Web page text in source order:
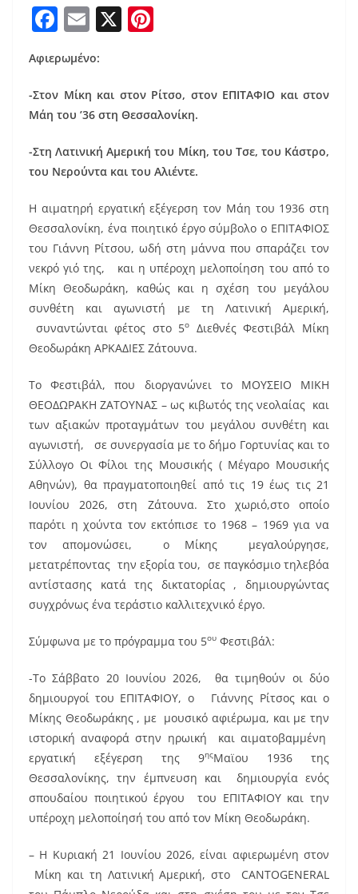
F
c
e
b
o
o
k
E
ai
l
X
e
st
Αφιερωμένο:
-Στον Μίκη και στον Ρίτσο, στον ΕΠΙΤΑΦΙΟ και στον
Μάη του ’36 στη Θεσσαλονίκη.
-Στη Λατινική Αμερική του Μίκη, του Τσε, του Κάστρο,
του Νερούντα και του Αλιέντε.
Η αιματηρή εργατική εξέγερση τον Μάη του 1936 στη
Θεσσαλονίκη, ένα ποιητικό έργο σύμβολο ο ΕΠΙΤΑΦΙΟΣ
του Γιάννη Ρίτσου, ωδή στη μάννα που σπαράζει τον
νεκρό γιό της, και η υπέροχη μελοποίηση του από το
Μίκη Θεοδωράκη, καθώς και η σχέση του μεγάλου
συνθέτη και αγωνιστή με τη Λατινική Αμερική,
συναντώνται φέτος στο 5ο
Διεθνές Φεστιβάλ Μίκη
Θεοδωράκη ΑΡΚΑΔΙΕΣ Ζάτουνα.
Το Φεστιβάλ, που διοργανώνει το ΜΟΥΣΕΙΟ ΜΙΚΗ
ΘΕΟΔΩΡΑΚΗ ΖΑΤΟΥΝΑΣ – ως κιβωτός της νεολαίας και
των αξιακών προταγμάτων του μεγάλου συνθέτη και
αγωνιστή, σε συνεργασία με το δήμο Γορτυνίας και το
Σύλλογο Οι Φίλοι της Μουσικής ( Μέγαρο Μουσικής
Αθηνών), θα πραγματοποιηθεί από τις 19 έως τις 21
Ιουνίου 2026, στη Ζάτουνα. Στο χωριό,στο οποίο
παρότι η χούντα τον εκτόπισε το 1968 – 1969 για να
τον απομονώσει, ο Μίκης μεγαλούργησε,
μετατρέποντας την εξορία του, σε παγκόσμιο τηλεβόα
αντίστασης κατά της δικτατορίας , δημιουργώντας
συγχρόνως ένα τεράστιο καλλιτεχνικό έργο.
Σύμφωνα με το πρόγραμμα του 5ου Φεστιβάλ:
-Το Σάββατο 20 Ιουνίου 2026, θα τιμηθούν οι δύο
δημιουργοί του ΕΠΙΤΑΦΙΟΥ, ο Γιάννης Ρίτσος και ο
Μίκης Θεοδωράκης , με μουσικό αφιέρωμα, και με την
ιστορική αναφορά στην ηρωική και αιματοβαμμένη
εργατική εξέγερση της 9ηςΜαϊου 1936 της
Θεσσαλονίκης, την έμπνευση και δημιουργία ενός
σπουδαίου ποιητικού έργου του ΕΠΙΤΑΦΙΟΥ και την
υπέροχη μελοποίησή του από τον Μίκη Θεοδωράκη.
– Η Κυριακή 21 Ιουνίου 2026, είναι αφιερωμένη στον
Μίκη και τη Λατινική Αμερική, στο CANTOGENERAL